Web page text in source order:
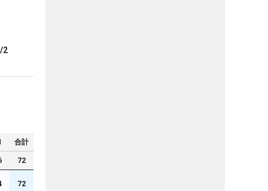
2
合計
72
72